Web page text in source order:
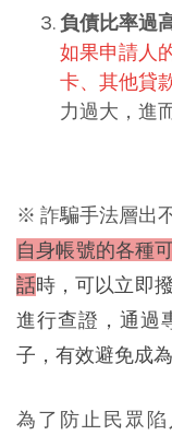
負債比率過
如果申請人
卡、其他貸
力過大，進
※ 詐騙手法層出
自身帳號的各種
話時，可以立即
進行查證，通過
子，有效避免成
為了防止民眾